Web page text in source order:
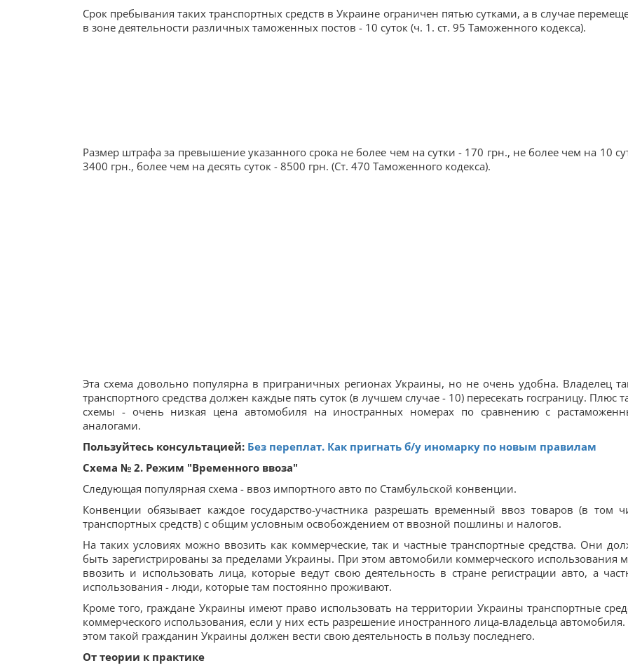
Срок пребывания таких транспортных средств в Украине ограничен пятью сутками, а в случае
в зоне деятельности различных таможенных постов - 10 суток (ч. 1. ст. 95 Таможенного кодекса).
Размер штрафа за превышение указанного срока не более чем на сутки - 170 грн., не более чем на 10
3400 грн., более чем на десять суток - 8500 грн. (Ст. 470 Таможенного кодекса).
Эта схема довольно популярна в приграничных регионах Украины, но не очень удобна. Владелец
транспортного средства должен каждые пять суток (в лучшем случае - 10) пересекать госграницу. Плюс
схемы - очень низкая цена автомобиля на иностранных номерах по сравнению с
аналогами.
Пользуйтесь консультацией: Без переплат. Как пригнать б/у иномарку по новым правилам
Схема № 2. Режим "Временного ввоза"
Следующая популярная схема - ввоз импортного авто по Стамбульской конвенции.
Конвенции обязывает каждое государство-участника разрешать временный ввоз товаров (в том
транспортных средств) с общим условным освобождением от ввозной пошлины и налогов.
На таких условиях можно ввозить как коммерческие, так и частные транспортные средства. Они
быть зарегистрированы за пределами Украины. При этом автомобили коммерческого использования
ввозить и использовать лица, которые ведут свою деятельность в стране регистрации авто, а
использования - люди, которые там постоянно проживают.
Кроме того, граждане Украины имеют право использовать на территории Украины транспортные
коммерческого использования, если у них есть разрешение иностранного лица-владельца
этом такой гражданин Украины должен вести свою деятельность в пользу последнего.
От теории к практике